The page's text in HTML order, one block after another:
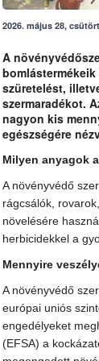
2026. május 28,
A
szüretelést,
szermaradékot.
nagyon kis
egészségére
Milyen anyagok
A növényvédő
rágcsálók,
növelésére
herbicidekkel a
Mennyire
A növényvédő
európai uniós
engedélyeket
(EFSA) a